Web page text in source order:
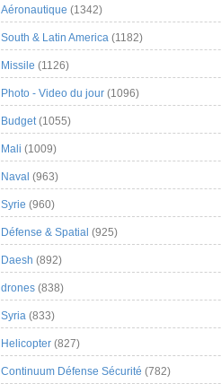
Aéronautique (1342)
South & Latin America (1182)
Missile (1126)
Photo - Video du jour (1096)
Budget(1055)
Mali (1009)
Naval (963)
Syrie (960)
Défense & Spatial (925)
Daesh (892)
drones (838)
Syria (833)
Helicopter (827)
Continuum Défense Sécurité (782)